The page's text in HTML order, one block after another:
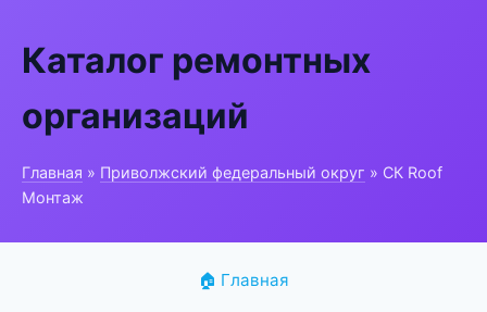
Каталог ремонтных
организаций
Главная » Приволжский федеральный округ » СК Roof
Монтаж
🏠 Главная